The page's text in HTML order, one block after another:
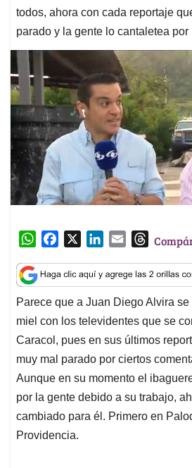
todos, ahora con cada reportaje
parado y la gente lo cantaletea por
W
a
t
s
A
p
p
c
e
b
o
o
k
n
k
e
d
I
n
a
i
l
T
r
e
a
d
s
Parece que a Juan Diego Alvira
miel con los televidentes que se
Caracol, pues en sus últimos
muy mal parado por ciertos
Aunque en su momento el
por la gente debido a su trabajo,
cambiado para él. Primero en
Providencia.